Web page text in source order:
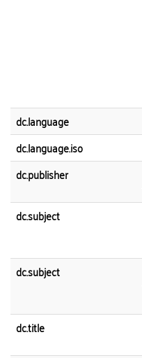
dc.language
dc.language.iso
dc.publisher
dc.subject
dc.subject
dc.title